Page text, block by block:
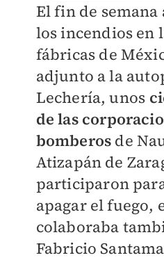
El fin de
los incendios en
fábricas de
adjunto a la
Lechería, unos
de las
bomberos de
Atizapán de
participaron
apagar el fuego,
colaboraba
Fabricio